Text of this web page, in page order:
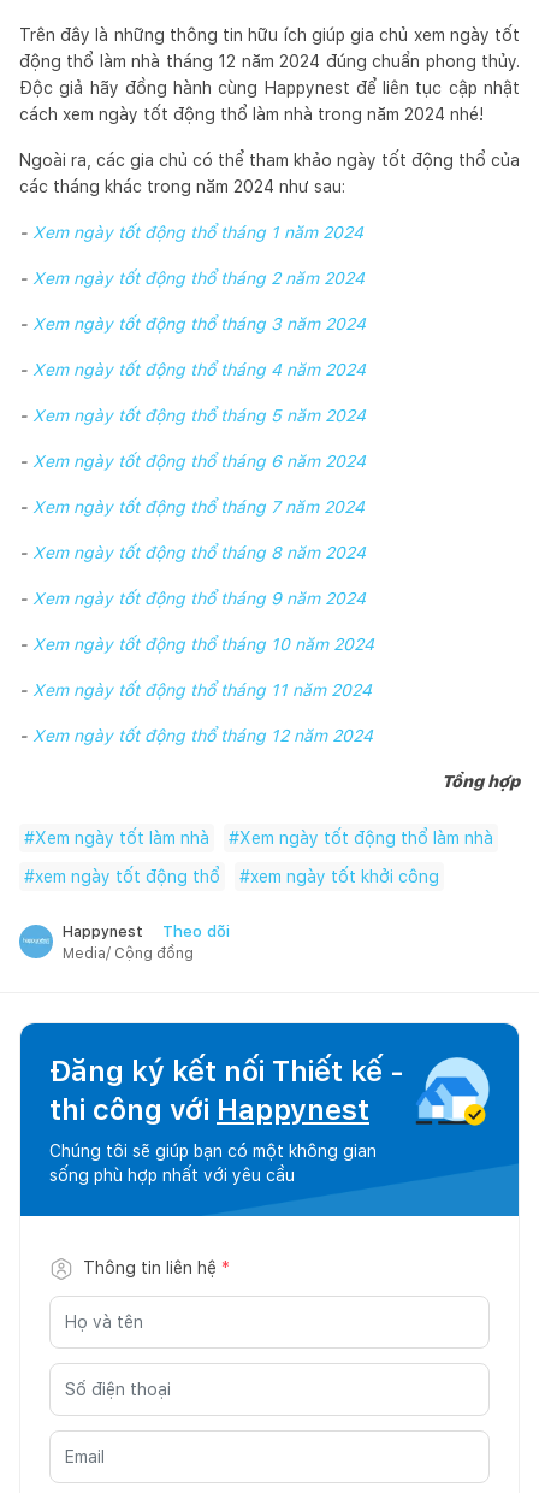
Trên đây là những thông tin hữu ích giúp gia chủ xem ngày tốt
động thổ làm nhà tháng 12 năm 2024 đúng chuẩn phong thủy.
Độc giả hãy đồng hành cùng Happynest để liên tục cập nhật
cách xem ngày tốt động thổ làm nhà trong năm 2024 nhé!
Ngoài ra, các gia chủ có thể tham khảo ngày tốt động thổ của
các tháng khác trong năm 2024 như sau:
- Xem ngày tốt động thổ tháng 1 năm 2024
- Xem ngày tốt động thổ tháng 2 năm 2024
- Xem ngày tốt động thổ tháng 3 năm 2024
- Xem ngày tốt động thổ tháng 4 năm 2024
- Xem ngày tốt động thổ tháng 5 năm 2024
- Xem ngày tốt động thổ tháng 6 năm 2024
- Xem ngày tốt động thổ tháng 7 năm 2024
- Xem ngày tốt động thổ tháng 8 năm 2024
- Xem ngày tốt động thổ tháng 9 năm 2024
- Xem ngày tốt động thổ tháng 10 năm 2024
- Xem ngày tốt động thổ tháng 11 năm 2024
- Xem ngày tốt động thổ tháng 12 năm 2024
Tổng hợp
#Xem ngày tốt làm nhà #Xem ngày tốt động thổ làm nhà
#xem ngày tốt động thổ #xem ngày tốt khởi công
Happynest Theo dõi
Media/ Cộng đồng
Đăng ký kết nối Thiết kế -
thi công với Happynest
Chúng tôi sẽ giúp bạn có một không gian
sống phù hợp nhất với yêu cầu
Thông tin liên hệ *